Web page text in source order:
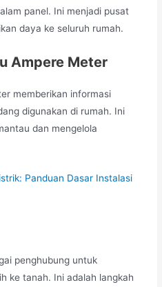
panel. Ini menjadi pusat
daya ke seluruh rumah.
Ampere Meter
memberikan informasi
digunakan di rumah. Ini
dan mengelola
Panduan Dasar Instalasi
penghubung untuk
ke tanah. Ini adalah langkah